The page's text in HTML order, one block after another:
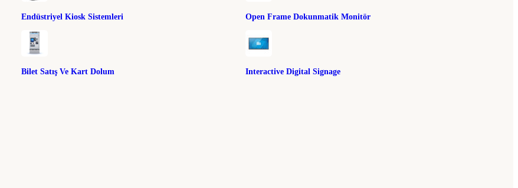
Endüstriyel Kiosk Sistemleri
Bilet Satış Ve Kart Dolum
Open Frame Dokunmatik Monitör
Interactive Digital Signage